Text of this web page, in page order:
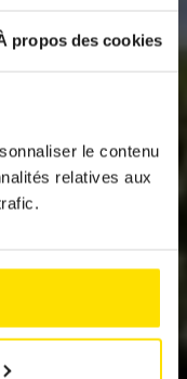
propos des cookies
le contenu
relatives aux